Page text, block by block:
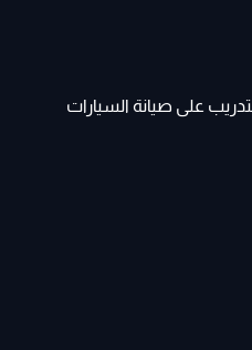
على صيانة السيارات